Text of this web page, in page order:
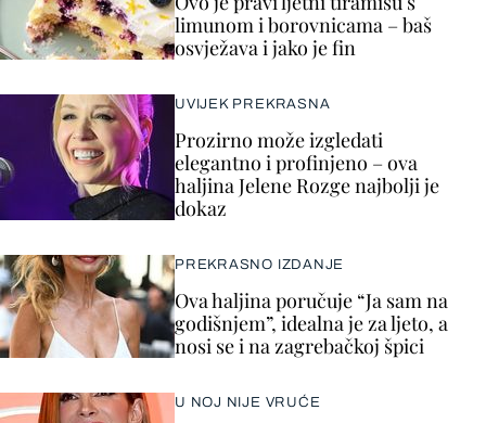
limunom i borovnicama – baš
osvježava i jako je fin
UVIJEK PREKRASNA
Prozirno može izgledati
elegantno i profinjeno – ova
haljina Jelene Rozge najbolji je
dokaz
PREKRASNO IZDANJE
Ova haljina poručuje “Ja sam na
godišnjem”, idealna je za ljeto, a
nosi se i na zagrebačkoj špici
U NOJ NIJE VRUĆE